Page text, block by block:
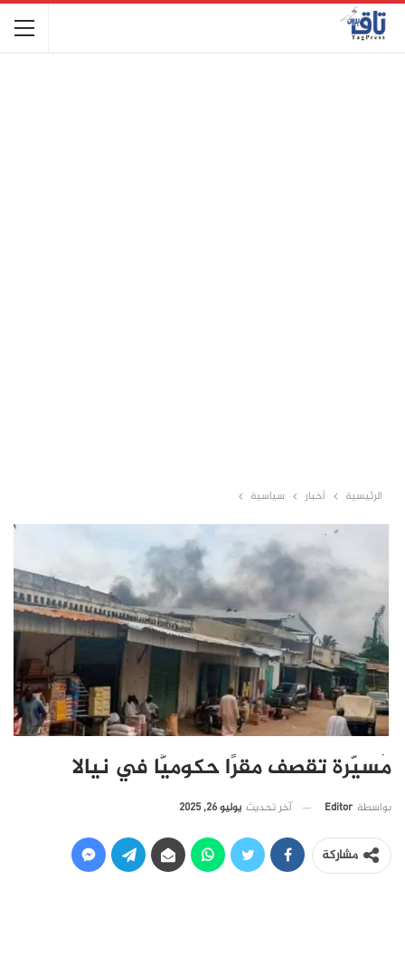
الرئيسية أخبار سياسية
مُسيّرة تقصف مقرًا حكوميًّا في نيالا
بواسطة Editor آخر تحديث يوليو 26, 2025
مشاركة